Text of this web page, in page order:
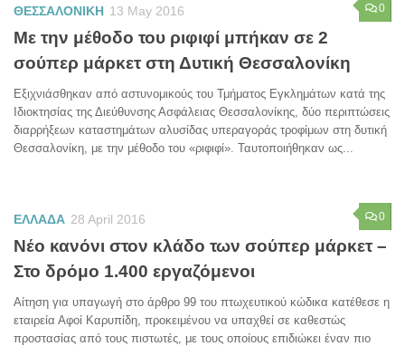
0
ΘΕΣΣΑΛΟΝΙΚΗ 13 May 2016
Με την μέθοδο του ριφιφί μπήκαν σε 2
σούπερ μάρκετ στη Δυτική Θεσσαλονίκη
Εξιχνιάσθηκαν από αστυνομικούς του Τμήματος Εγκλημάτων κατά της
Ιδιοκτησίας της Διεύθυνσης Ασφάλειας Θεσσαλονίκης, δύο περιπτώσεις
διαρρήξεων καταστημάτων αλυσίδας υπεραγοράς τροφίμων στη δυτική
Θεσσαλονίκη, με την μέθοδο του «ριφιφί». Ταυτοποιήθηκαν ως...
0
ΕΛΛΑΔΑ 28 April 2016
Νέο κανόνι στον κλάδο των σούπερ μάρκετ –
Στο δρόμο 1.400 εργαζόμενοι
Αίτηση για υπαγωγή στο άρθρο 99 του πτωχευτικού κώδικα κατέθεσε η
εταιρεία Αφοί Καρυπίδη, προκειμένου να υπαχθεί σε καθεστώς
προστασίας από τους πιστωτές, με τους οποίους επιδιώκει έναν πιο